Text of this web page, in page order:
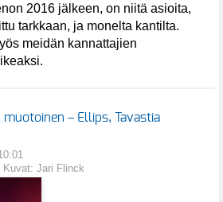
2016 jälkeen, on niitä asioita,
tarkkaan, ja monelta kantilta.
meidän kannattajien
muotoinen – Ellips, Tavastia
Kuvat: Jari Flinck